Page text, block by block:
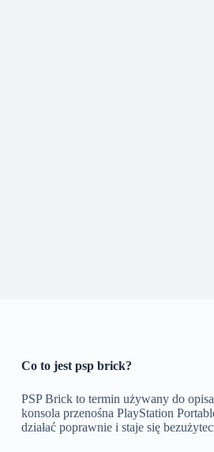
Co to jest psp brick?
PSP Brick to termin używany do
konsola przenośna PlayStation
działać poprawnie i staje się